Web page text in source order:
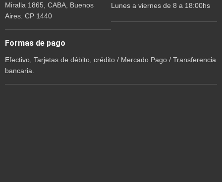
Miralla 1865, CABA, Buenos
Aires. CP 1440
Lunes a viernes de 8 a 18:00hs
Formas de pago
Efectivo, Tarjetas de débito, crédito / Mercado Pago / Transferencia
bancaria.